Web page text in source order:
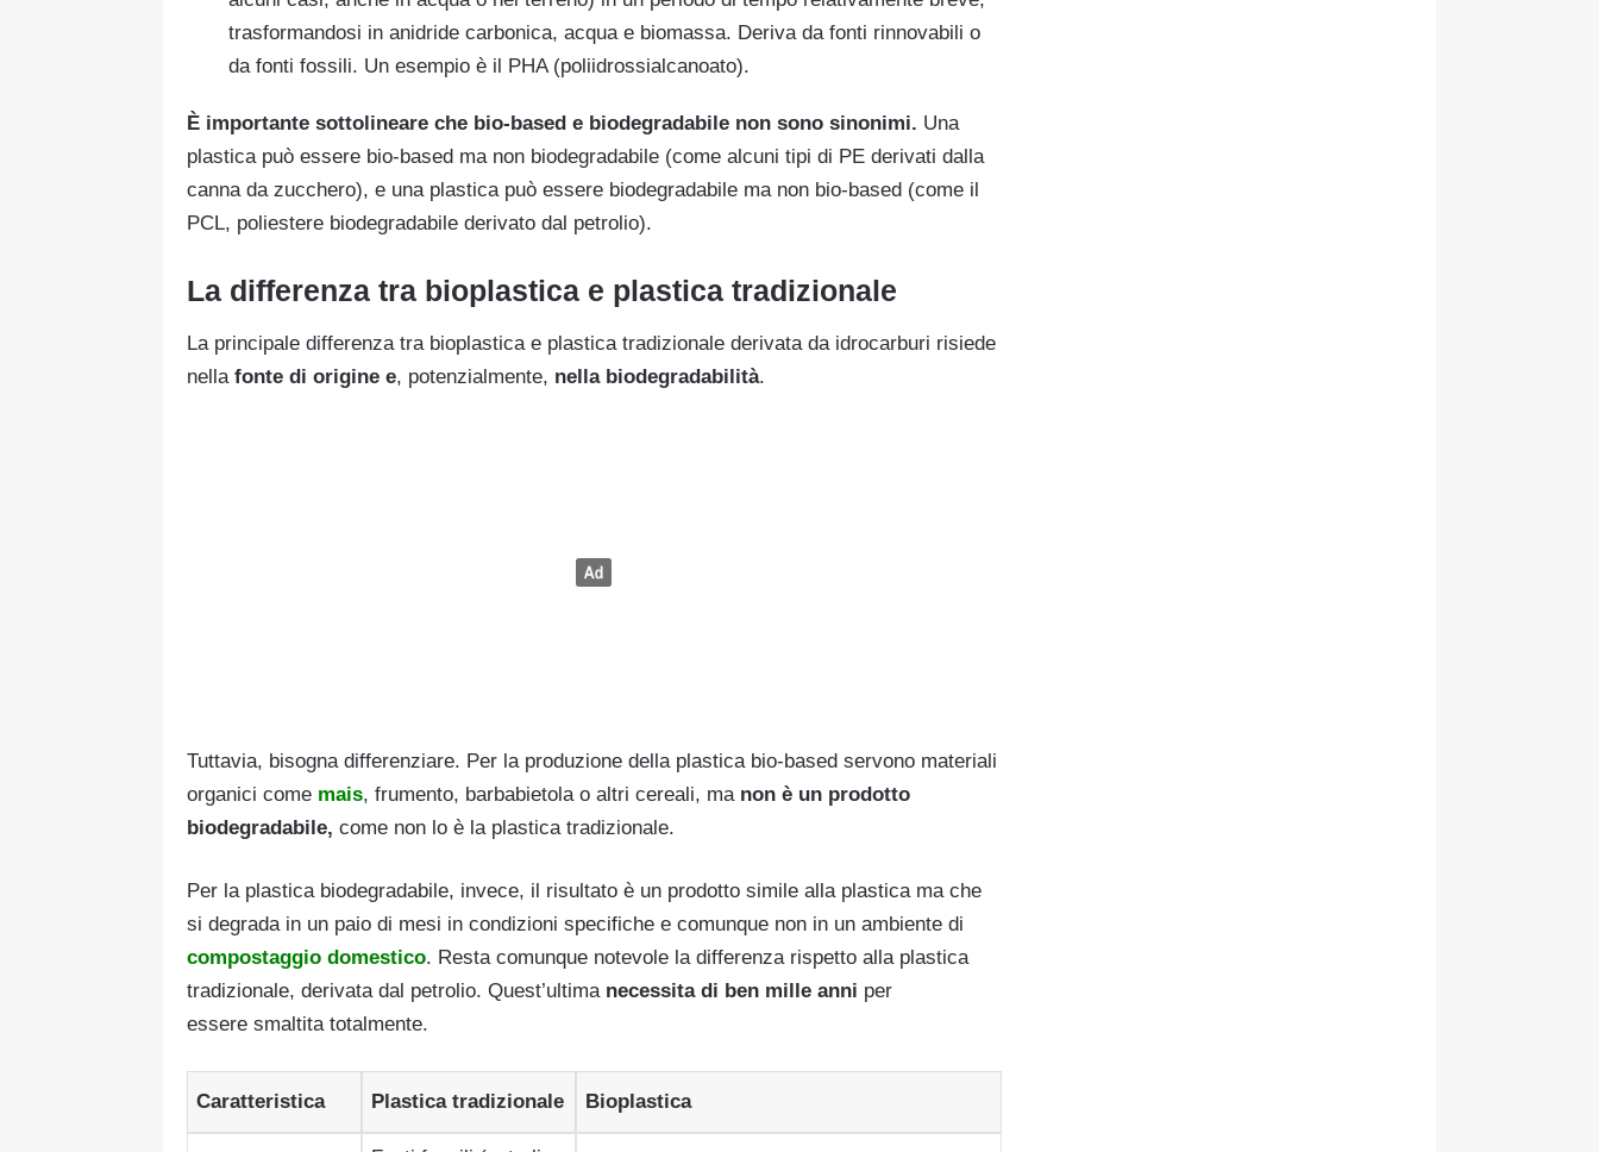
trasformandosi in anidride carbonica, acqua e biomassa. Deriva da fonti rinnovabili o
da fonti fossili. Un esempio è il PHA (poliidrossialcanoato).
È importante sottolineare che bio-based e biodegradabile non sono sinonimi. Una
plastica può essere bio-based ma non biodegradabile (come alcuni tipi di PE derivati dalla
canna da zucchero), e una plastica può essere biodegradabile ma non bio-based (come il
PCL, poliestere biodegradabile derivato dal petrolio).
La differenza tra bioplastica e plastica tradizionale
La principale differenza tra bioplastica e plastica tradizionale derivata da idrocarburi risiede
nella fonte di origine e, potenzialmente, nella biodegradabilità.
Tuttavia, bisogna differenziare. Per la produzione della plastica bio-based servono materiali
organici come mais, frumento, barbabietola o altri cereali, ma non è un prodotto
biodegradabile, come non lo è la plastica tradizionale.
Per la plastica biodegradabile, invece, il risultato è un prodotto simile alla plastica ma che
si degrada in un paio di mesi in condizioni specifiche e comunque non in un ambiente di
compostaggio domestico. Resta comunque notevole la differenza rispetto alla plastica
tradizionale, derivata dal petrolio. Quest’ultima necessita di ben mille anni per
essere smaltita totalmente.
Caratteristica Plastica tradizionale Bioplastica